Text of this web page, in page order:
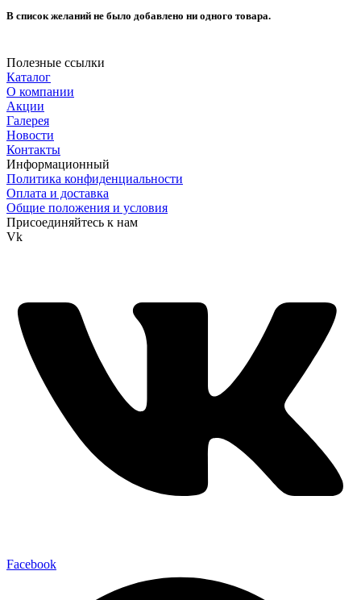
В список желаний не было добавлено ни одного товара.
Полезные ссылки
Каталог
О компании
Акции
Галерея
Новости
Контакты
Информационный
Политика конфиденциальности
Оплата и доставка
Общие положения и условия
Присоединяйтесь к нам
Vk
Facebook